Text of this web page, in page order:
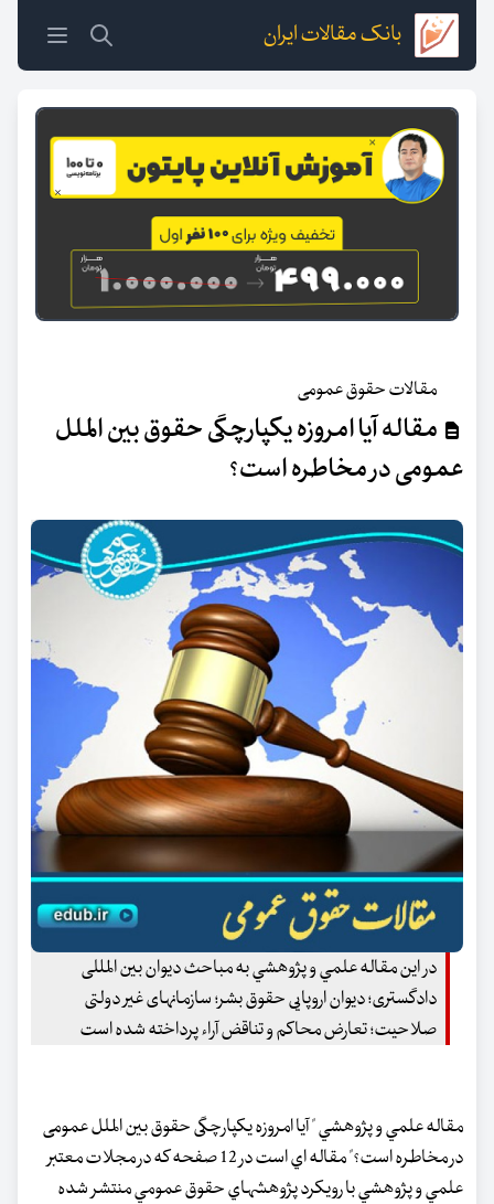
بانک مقالات ایران
مقالات حقوق عمومی
مقاله آیا امروزه یکپارچگی حقوق بین الملل
عمومی در مخاطره است؟
در اين مقاله علمي و پژوهشي به مباحث دیوان بین المللی
دادگستری؛ دیوان اروپایی حقوق بشر؛ سازمانهای غیر دولتی
صلاحیت؛ تعارض محاکم و تناقض آراء پرداخته شده است
مقاله علمي و پژوهشي " آیا امروزه یکپارچگی حقوق بین الملل عمومی
در مخاطره است؟" مقاله اي است در 12 صفحه كه در مجلات معتبر
علمي و پژوهشي با رويكرد پژوهشهاي حقوق عمومي منتشر شده